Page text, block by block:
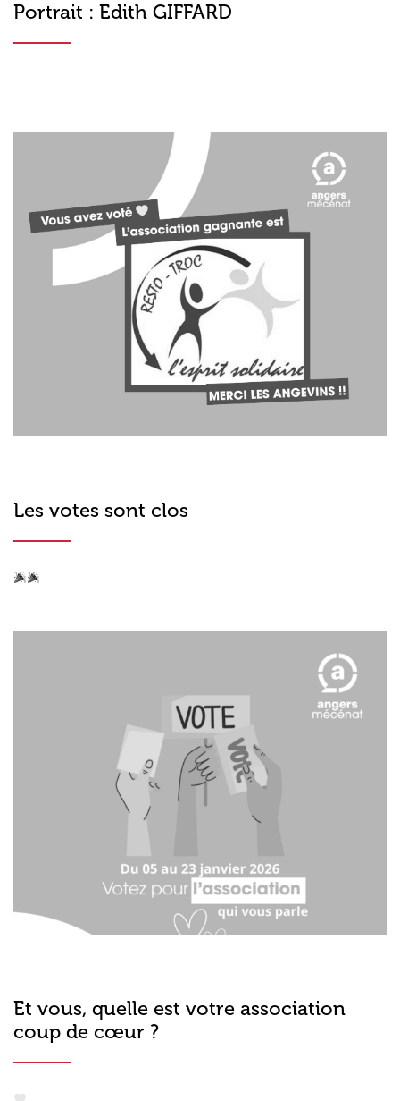
Portrait : Edith GIFFARD
Les votes sont clos
Et vous, quelle est votre association
coup de cœur ?